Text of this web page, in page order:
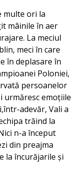
multe ori la
mâinile în aer
La meciul
meci în care
în deplasare în
Poloniei,
persoanelor
urmăresc emoțiile
adevăr, Vali a
trăind la
n-a început
din preajma
la încurăjarile și